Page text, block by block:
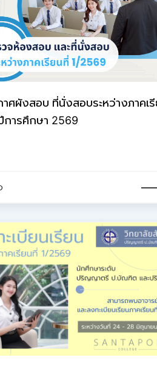
าศผังสอบ ที่นั่งสอบระหว่างภาคเ
การศึกษา 2569